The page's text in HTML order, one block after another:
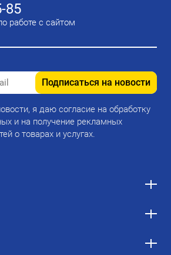
85
работе с сайтом
Подписаться на новости
я даю согласие на обработку
и на получение рекламных
о товарах и услугах.